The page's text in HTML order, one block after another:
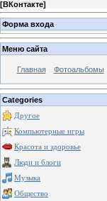
[ВКонтакте]
Форма входа
Меню сайта
Главная Фотоальбомы
Categories
Другое
Компьютерные игры
Красота и здоровье
Люди и блоги
Музыка
Общество